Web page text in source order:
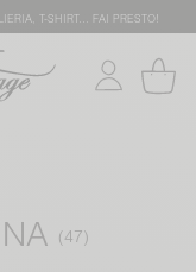
T-SHIRT… FAI PRESTO!